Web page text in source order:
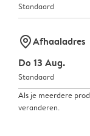
Standaard
marker-pinAfhaaladres
Do 13 Aug.
Standaard
Als je meerdere
veranderen.